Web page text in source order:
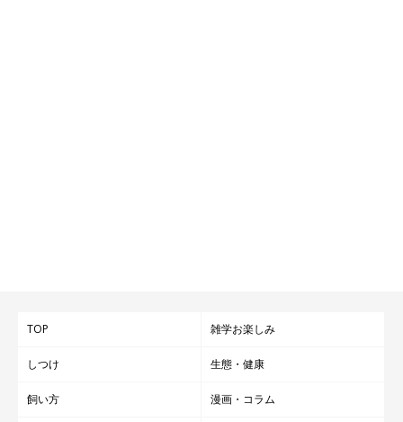
TOP 雑学お楽しみ
しつけ 生態・健康
飼い方 漫画・コラム